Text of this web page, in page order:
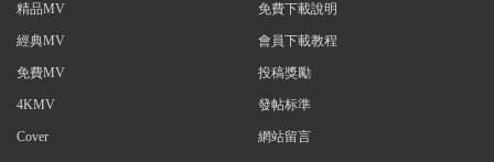
精品MV
經典MV
免費MV
4KMV
Cover
免費下載說明
會員下載教程
投稿獎勵
發帖标準
網站留言